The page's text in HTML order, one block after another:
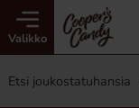
Valikko